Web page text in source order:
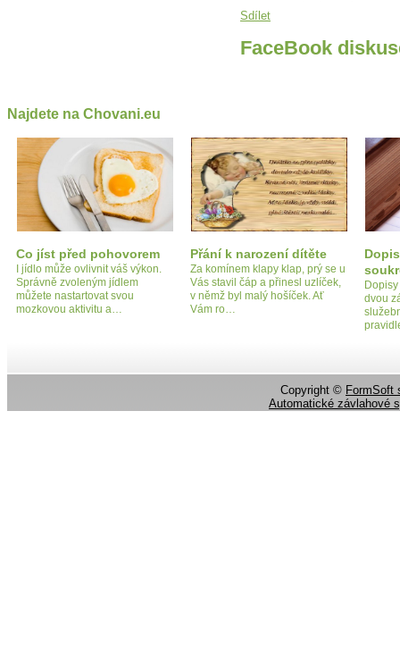
Sdílet
FaceBook
Najdete na Chovani.eu
Co jíst před pohovorem
I jídlo může ovlivnit váš výkon.
Správně zvoleným jídlem
můžete nastartovat svou
mozkovou aktivitu a…
Přání k narození dítěte
Za komínem klapy klap, prý se u
Vás stavil čáp a přinesl uzlíček,
v němž byl malý hošíček. Ať
Vám ro…
dvou
Copyright © FormSoft
Automatické závlahové